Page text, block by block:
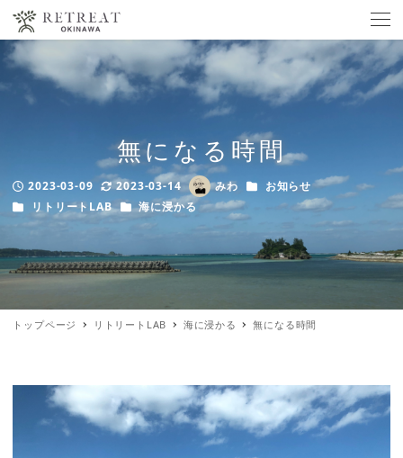
無になる時間
Published
2023-03-09
Modified
2023-03-14
Author
みわ カテゴリー
お知らせ
カテゴリー
リトリートLAB カテゴリー
海に浸かる
トップページ リトリートLAB 海に浸かる 無になる時間